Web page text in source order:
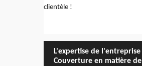
clientèle !
L'expertise de
Couverture en matière